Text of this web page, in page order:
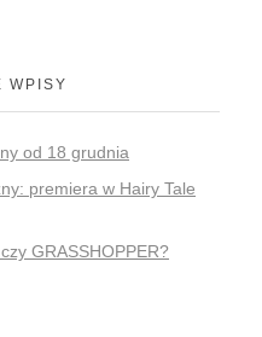
WPISY
od 18 grudnia
premiera w Hairy Tale
GRASSHOPPER?